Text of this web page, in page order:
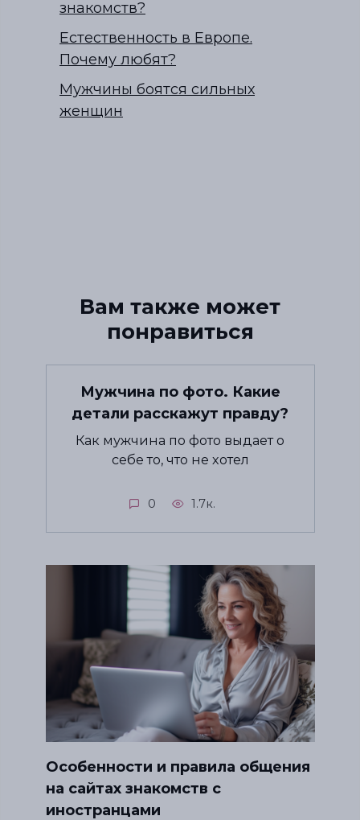
знакомств?
Естественность в Европе.
Почему любят?
Мужчины боятся сильных
женщин
Вам также может
понравиться
Мужчина по фото. Какие
детали расскажут правду?
Как мужчина по фото выдает о
себе то, что не хотел
0 1.7к.
Особенности и правила общения
на сайтах знакомств с
иностранцами